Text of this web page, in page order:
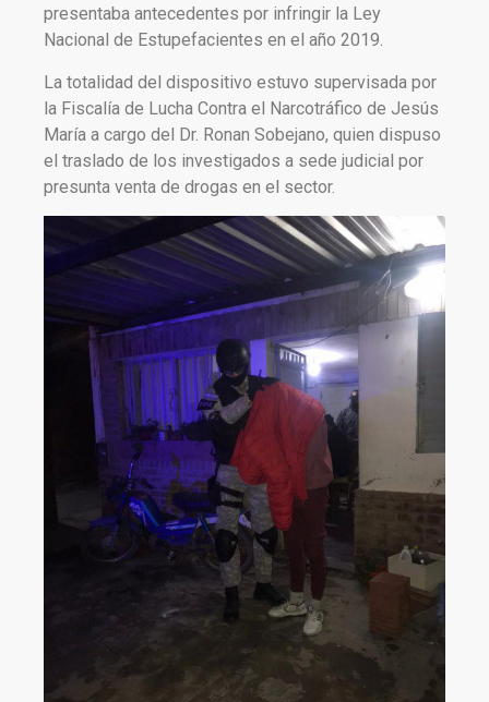
presentaba antecedentes por infringir la Ley
Nacional de Estupefacientes en el año 2019.
La totalidad del dispositivo estuvo supervisada por
la Fiscalía de Lucha Contra el Narcotráfico de Jesús
María a cargo del Dr. Ronan Sobejano, quien dispuso
el traslado de los investigados a sede judicial por
presunta venta de drogas en el sector.